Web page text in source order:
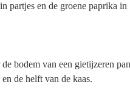
partjes en de groene paprika in
bodem van een gietijzeren
de helft van de kaas.